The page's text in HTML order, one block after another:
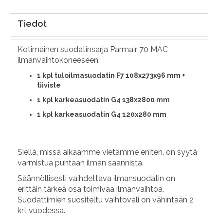
Tiedot
Kotimainen suodatinsarja Parmair 70 MAC
ilmanvaihtokoneeseen:
1 kpl tuloilmasuodatin F7 108x273x96 mm +
tiiviste
1 kpl karkeasuodatin G4 138x2800 mm
1 kpl karkeasuodatin G4 120x280 mm
Siellä, missä aikaamme vietämme eniten, on syytä
varmistua puhtaan ilman saannista.
Säännöllisesti vaihdettava ilmansuodatin on
erittäin tärkeä osa toimivaa ilmanvaihtoa.
Suodattimien suositeltu vaihtoväli on vähintään 2
krt vuodessa.